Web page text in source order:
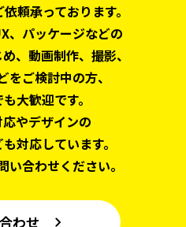
頼承っております。
、パッケージなどの
、 動画制作、撮影、
をご検討中の方、
大歓迎です。
やデザインの
対応しています。
い合わせください。
わせ